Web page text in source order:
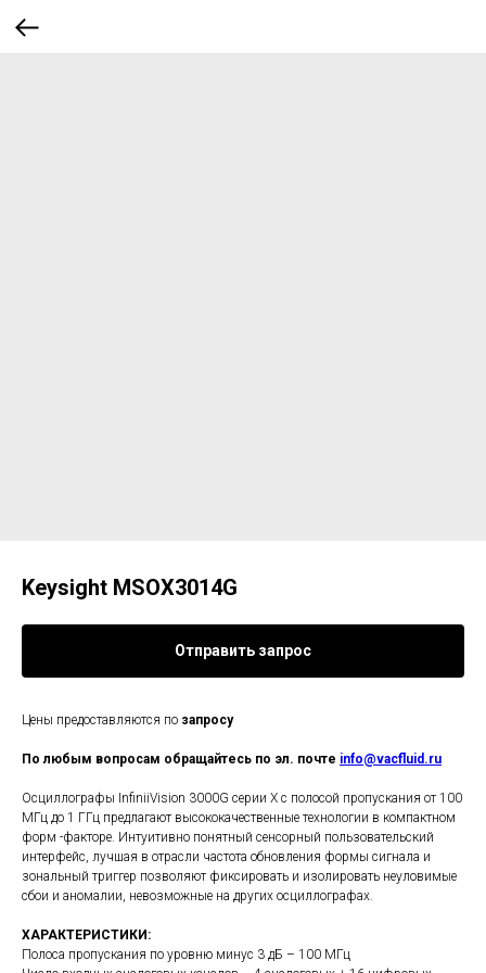
Keysight MSOX3014G
Отправить запрос
Цены предоставляются по запросу
По любым вопросам обращайтесь по эл. почте info@vacfluid.ru
Осциллографы InfiniiVision 3000G серии X с полосой пропускания от 100
МГц до 1 ГГц предлагают высококачественные технологии в компактном
форм -факторе. Интуитивно понятный сенсорный пользовательский
интерфейс, лучшая в отрасли частота обновления формы сигнала и
зональный триггер позволяют фиксировать и изолировать неуловимые
сбои и аномалии, невозможные на других осциллографах.
ХАРАКТЕРИСТИКИ:
Полоса пропускания по уровню минус 3 дБ – 100 МГц